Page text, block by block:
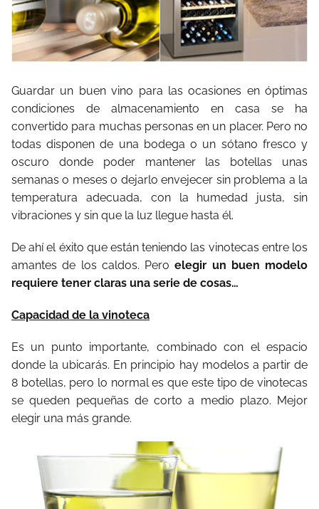
Guardar un buen vino para las ocasiones en óptimas
condiciones de almacenamiento en casa se ha
convertido para muchas personas en un placer. Pero no
todas disponen de una bodega o un sótano fresco y
oscuro donde poder mantener las botellas unas
semanas o meses o dejarlo envejecer sin problema a la
temperatura adecuada, con la humedad justa, sin
vibraciones y sin que la luz llegue hasta él.
De ahí el éxito que están teniendo las vinotecas entre los
amantes de los caldos. Peroelegir un buen modelo
requiere tener claras una serie de cosas…
Capacidad de la vinoteca
Es un punto importante, combinado con el espacio
donde la ubicarás. En principio hay modelos a partir de
8 botellas, pero lo normal es que este tipo de vinotecas
se queden pequeñas de corto a medio plazo. Mejor
elegir una más grande.